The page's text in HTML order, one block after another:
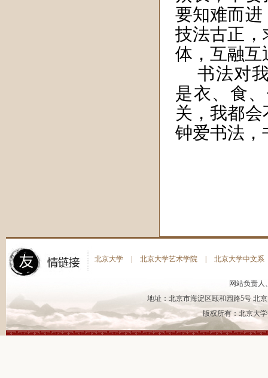
要知难而进
技法古正，
体，互融互
书法对
是衣、食
关，我都会
钟爱书法，
北京大学 北京大学艺术学院 北京大学中文系
网站负责
地址：北京市海淀区颐和园路5号 北
版权所有：北京大